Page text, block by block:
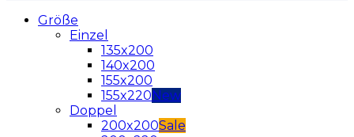
Größe
Einzel
135x200
140x200
155x200
155x220
Doppel
200x200